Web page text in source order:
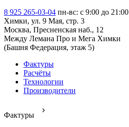
8 925 265-03-04 пн-вс: c 9:00 до 21:00
Химки, ул. 9 Мая, стр. 3
Москва, Пресненская наб., 12
Между Лемана Про и Мега Химки
(Башня Федерация, этаж 5)
Фактуры
Расчёты
Технологии
Производители
Фактуры